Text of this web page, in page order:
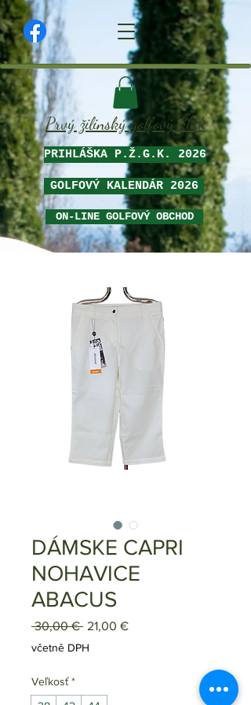
Prvý žilinský golfový klub
GOLFOVÝ KALENDÁR 2026
ON-LINE GOLFOVÝ OBCHOD
PRIHLÁŠKA P.Ž.G.K. 2026
DÁMSKE CAPRI
NOHAVICE
ABACUS
30,00 € Běžná
cena
21,00 €Zvýhodněná
včetně DPH
Veľkosť *